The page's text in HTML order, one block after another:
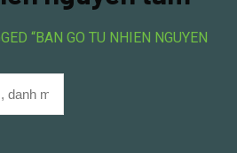
“BAN GO TU NHIEN NGUYEN